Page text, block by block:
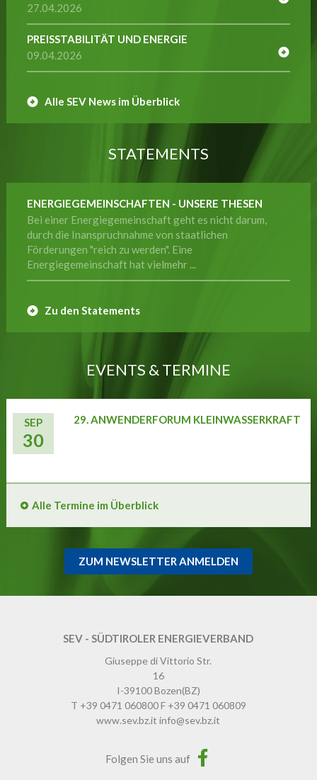
27.04.2026
PREISSTABILITÄT UND ENERGIE
09.04.2026
Alle SEV News im Überblick
STATEMENTS
ENERGIEGEMEINSCHAFTEN - UNSERE THESEN
Bei einer Energiegemeinschaft geht es nicht darum,
durch die Inanspruchnahme von staatlichen
Förderungen "reich zu werden". Eine
Energiegemeinschaft hat vielmehr ...
Zu den Statements
EVENTS & TERMINE
SEP
30
29. ANWENDERFORUM KLEINWASSERKRAFT
Alle Termine im Überblick
ZUM NEWSLETTER ANMELDEN
SEV - SÜDTIROLER ENERGIEVERBAND
Giuseppe di Vittorio Str.
16
I-39100Bozen(BZ)
T +39 0471 060800F +39 0471 060809
www.sev.bz.it info@sev.bz.it
Folgen Sie uns auf